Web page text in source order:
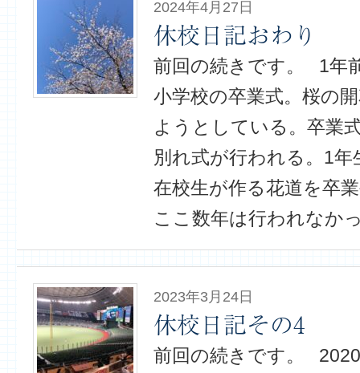
2024年4月27日
休校日記おわり
前回の続きです。 1年
小学校の卒業式。桜の
ようとしている。卒業
別れ式が行われる。1
在校生が作る花道を卒
ここ数年は行われなか
2023年3月24日
休校日記その4
前回の続きです。